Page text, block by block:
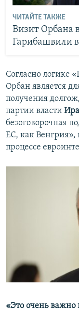
ЧИТАЙТЕ ТАКЖЕ
Визит Орбана
Гарибашвили
Согласно логике
Орбан является
получения
партии власти
безоговорочная
ЕС, как Венгрия»,
процессе
«Это очень важно